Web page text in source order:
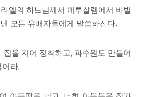
엘의 하느님께서 예루살렘에서 바빌
모든 유배자들에게 말씀하신다.
집을 지어 정착하고, 과수원도 만들어
어라.